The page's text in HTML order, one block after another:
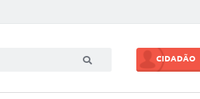
CIDADÃO